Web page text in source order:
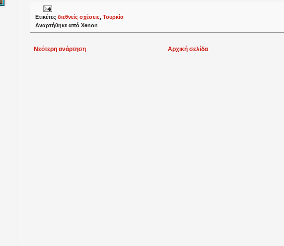
Ετικέτες διεθνείς σχέσεις, Τουρκία
Αναρτήθηκε από Xenon
Νεότερη ανάρτηση Αρχική σελίδα